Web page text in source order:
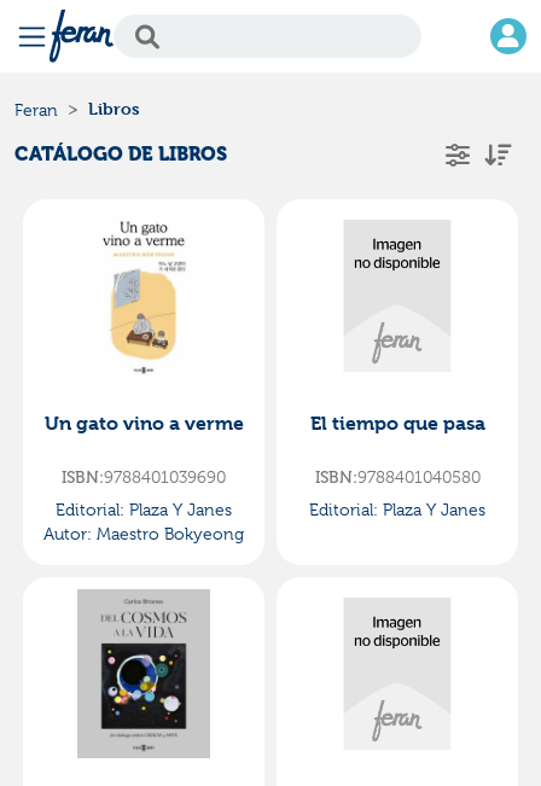
Feran Libros
CATÁLOGO DE LIBROS
Un gato vino a verme
ISBN:9788401039690
Editorial: Plaza Y Janes
Autor: Maestro Bokyeong
El tiempo que pasa
ISBN:9788401040580
Editorial: Plaza Y Janes